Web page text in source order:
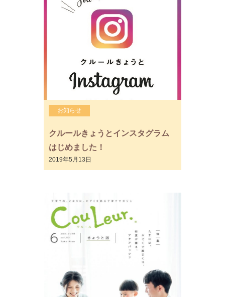
お知らせ
クルールきょうとインスタグラム
はじめました！
2019年5月13日